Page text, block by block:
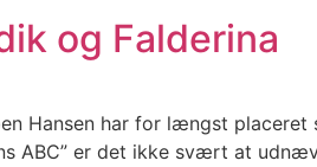
og Falderina
Hansen har for længst
ABC” er det ikke svært at